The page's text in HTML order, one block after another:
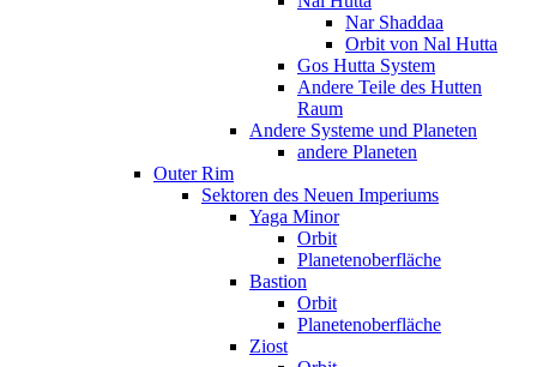
Nar Shaddaa
Orbit von Nal Hutta
Gos Hutta System
Andere Teile des Hutten
Raum
Andere Systeme und Planeten
andere Planeten
Outer Rim
Sektoren des Neuen Imperiums
Yaga Minor
Orbit
Planetenoberfläche
Bastion
Orbit
Planetenoberfläche
Ziost